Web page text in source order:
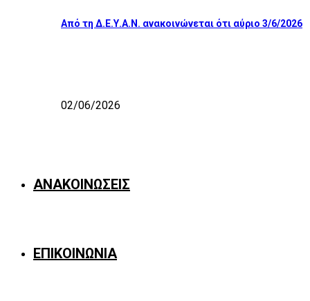
Από τη Δ.Ε.Υ.Α.Ν. ανακοινώνεται ότι αύριο 3/6/2026
02/06/2026
ΑΝΑΚΟΙΝΩΣΕΙΣ
ΕΠΙΚΟΙΝΩΝΙΑ